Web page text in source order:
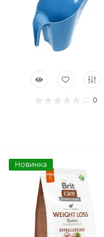
0
Новинка